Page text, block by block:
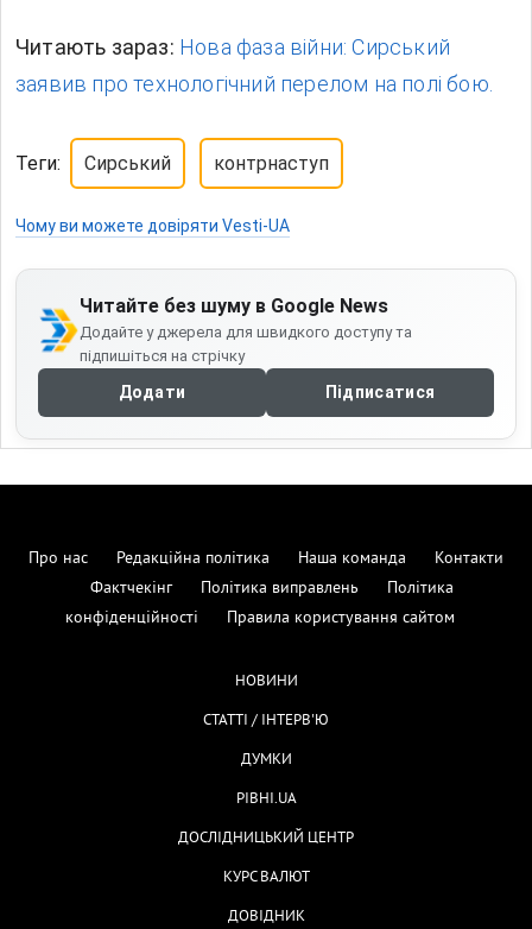
Читають зараз: Нова фаза війни: Сирський
заявив про технологічний перелом на полі бою.
Теги: Сирський контрнаступ
Чому ви можете довіряти Vesti-UA
Читайте без шуму в Google News
Додайте у джерела для швидкого доступу та
підпишіться на стрічку
Додати Підписатися
Про нас Редакційна політика Наша команда
Контакти
Фактчекінг
Політика виправлень
Політика
конфіденційності
Правила користування сайтом
НОВИНИ
СТАТТІ / ІНТЕРВ'Ю
ДУМКИ
РІВНІ.UA
ДОСЛІДНИЦЬКИЙ ЦЕНТР
КУРС ВАЛЮТ
ДОВІДНИК